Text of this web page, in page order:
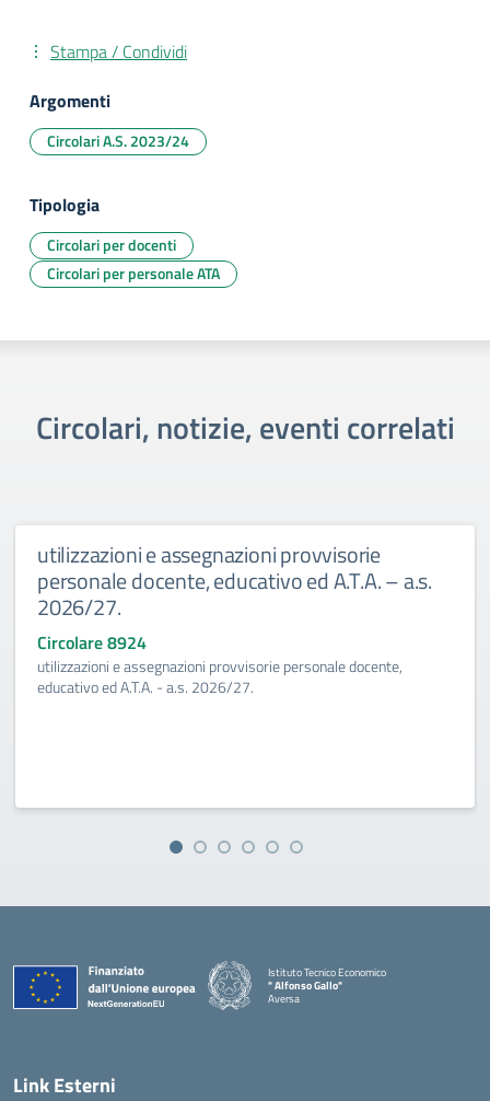
Stampa / Condividi
Argomenti
Circolari A.S. 2023/24
Tipologia
Circolari per docenti
Circolari per personale ATA
Circolari, notizie, eventi correlati
utilizzazioni e assegnazioni provvisorie
personale docente, educativo ed A.T.A. – a.s.
2026/27.
Circolare 8924
utilizzazioni e assegnazioni provvisorie personale docente,
educativo ed A.T.A. - a.s. 2026/27.
Istituto Tecnico Economico
" Alfonso Gallo"
Aversa
Link Esterni